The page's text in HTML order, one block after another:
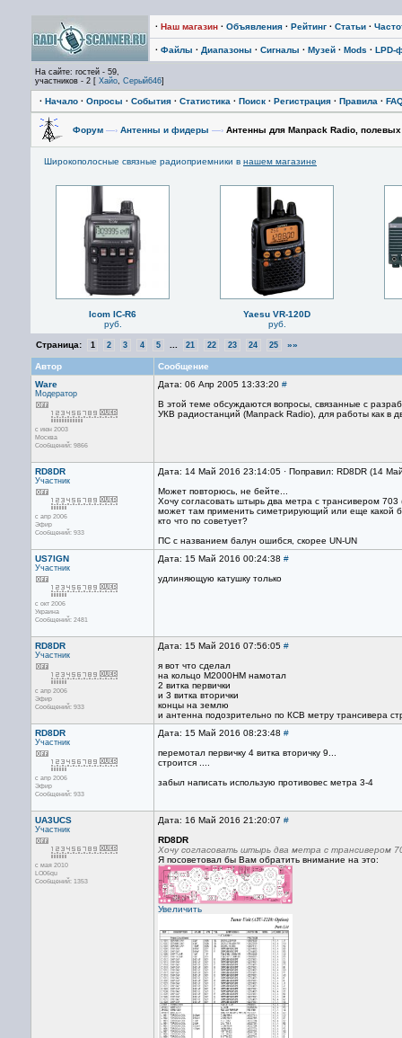
· Наш магазин · Объявления · Рейтинг · Статьи ·
· Файлы · Диапазоны · Сигналы · Музей · Mods · LPD-
На сайте: гостей - 59,
участников - 2 [ Хайо, Серый646]
· Начало · Опросы · События · Статистика · Поиск · Регистрация · Правила ·
Форум —› Антенны и фидеры —› Антенны для Manpack Radio,
Широкополосные связные радиоприемники в нашем магазине
Icom IC-R6
руб.
Yaesu VR-120D
руб.
Страница: 1 2 3 4 5 21 22 23 24 25 »»
Автор
Сообщение
Ware
Модератор
с июн 2003
Москва
Сообщений: 9866
Дата: 06 Апр 2005 13:33:20 #
В этой теме обсуждаются вопросы, связанные с
УКВ радиостанций (Manpack Radio), для работы как в
RD8DR
Участник
с апр 2006
Эфир
Сообщений: 933
Дата: 14 Май 2016 23:14:05 · Поправил: RD8DR (14
Может повторюсь, не бейте...
Хочу согласовать штырь два метра с трансивером 703
может там применить симетрирующий или еще какой
кто что по советует?
ПС с названием балун ошибся, скорее UN-UN
US7IGN
Участник
с окт 2006
Украина
Сообщений: 2481
Дата: 15 Май 2016 00:24:38 #
удлиняющую катушку только
RD8DR
Участник
с апр 2006
Эфир
Сообщений: 933
Дата: 15 Май 2016 07:56:05 #
я вот что сделал
на кольцо М2000НМ намотал
2 витка первички
и 3 витка вторички
концы на землю
и антенна подозрительно по КСВ метру трансивера
RD8DR
Участник
с апр 2006
Эфир
Сообщений: 933
Дата: 15 Май 2016 08:23:48 #
перемотал первичку 4 витка вторичку 9...
строится ....
забыл написать использую противовес метра 3-4
UA3UCS
Участник
с мая 2010
LO06qu
Сообщений: 1353
Дата: 16 Май 2016 21:20:07 #
RD8DR
Хочу согласовать штырь два метра с
Я посоветовал бы Вам обратить внимание на это:
Увеличить